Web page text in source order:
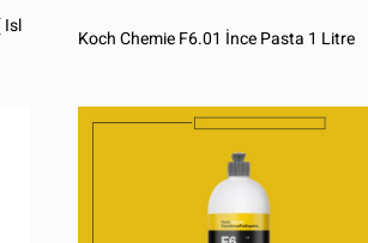
Isl
Koch Chemie F6.01 İnce Pasta 1 Litre